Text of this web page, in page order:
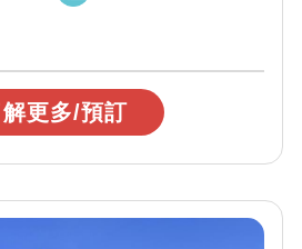
解更多/預訂